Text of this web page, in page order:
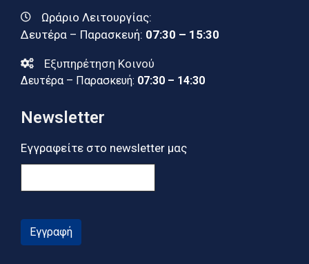
Ωράριο Λειτουργίας:
Δευτέρα – Παρασκευή: 07:30 – 15:30
Εξυπηρέτηση Κοινού
Δευτέρα – Παρασκευή: 07:30 – 14:30
Newsletter
Εγγραφείτε στο newsletter μας
Εγγραφή